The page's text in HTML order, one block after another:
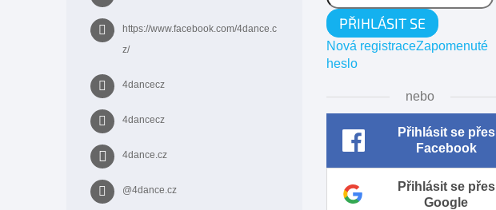
https://www.facebook.com/4dance.c
z/
4dancecz
4dancecz
4dance.cz
@4dance.cz
PŘIHLÁSIT SE
Nová registraceZapomenuté
heslo
nebo
Přihlásit se přes
Facebook
Přihlásit se přes
Google